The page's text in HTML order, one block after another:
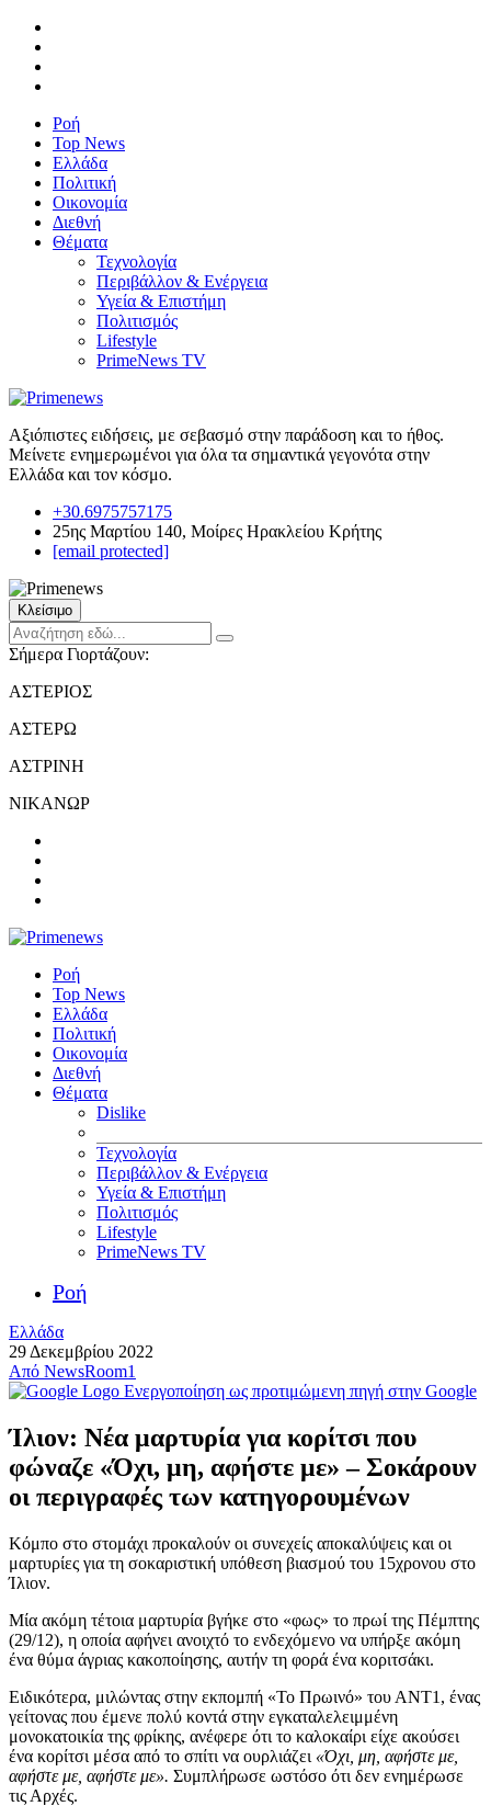
Ροή
Top News
Ελλάδα
Πολιτική
Οικονομία
Διεθνή
Θέματα
Τεχνολογία
Περιβάλλον & Ενέργεια
Υγεία & Επιστήμη
Πολιτισμός
Lifestyle
PrimeNews TV
Αξιόπιστες ειδήσεις, με σεβασμό στην παράδοση και το ήθος.
Μείνετε ενημερωμένοι για όλα τα σημαντικά γεγονότα στην
Ελλάδα και τον κόσμο.
+30.6975757175
25ης Μαρτίου 140, Μοίρες Ηρακλείου Κρήτης
[email protected]
Κλείσιμο
Σήμερα Γιορτάζουν:
ΑΣΤΕΡΙΟΣ
ΑΣΤΕΡΩ
ΑΣΤΡΙΝΗ
ΝΙΚΑΝΩΡ
Ροή
Top News
Ελλάδα
Πολιτική
Οικονομία
Διεθνή
Θέματα
Dislike
Τεχνολογία
Περιβάλλον & Ενέργεια
Υγεία & Επιστήμη
Πολιτισμός
Lifestyle
PrimeNews TV
Ροή
Ελλάδα
29 Δεκεμβρίου 2022
Από NewsRoom1
Ενεργοποίηση ως προτιμώμενη πηγή στην Google
Ίλιον: Νέα μαρτυρία για κορίτσι που
φώναζε «Όχι, μη, αφήστε με» – Σοκάρουν
οι περιγραφές των κατηγορουμένων
Κόμπο στο στομάχι προκαλούν οι συνεχείς αποκαλύψεις και οι
μαρτυρίες για τη σοκαριστική υπόθεση βιασμού του 15χρονου στο
Ίλιον.
Μία ακόμη τέτοια μαρτυρία βγήκε στο «φως» το πρωί της Πέμπτης
(29/12), η οποία αφήνει ανοιχτό το ενδεχόμενο να υπήρξε ακόμη
ένα θύμα άγριας κακοποίησης, αυτήν τη φορά ένα κοριτσάκι.
Ειδικότερα, μιλώντας στην εκπομπή «Το Πρωινό» του ΑΝΤ1, ένας
γείτονας που έμενε πολύ κοντά στην εγκαταλελειμμένη
μονοκατοικία της φρίκης, ανέφερε ότι το καλοκαίρι είχε ακούσει
ένα κορίτσι μέσα από το σπίτι να ουρλιάζει «Όχι, μη, αφήστε με,
αφήστε με, αφήστε με». Συμπλήρωσε ωστόσο ότι δεν ενημέρωσε
τις Αρχές.